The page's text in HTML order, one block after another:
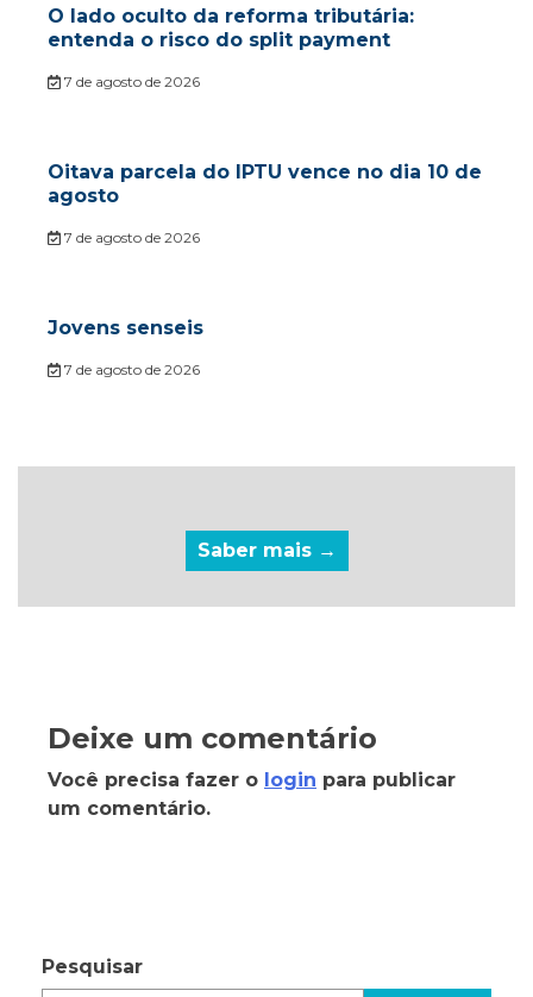
O lado oculto da reforma tributária:
entenda o risco do split payment
7 de agosto de 2026
Oitava parcela do IPTU vence no dia 10 de
agosto
7 de agosto de 2026
Jovens senseis
7 de agosto de 2026
Saber mais →
Deixe um comentário
Você precisa fazer o login para publicar
um comentário.
Pesquisar